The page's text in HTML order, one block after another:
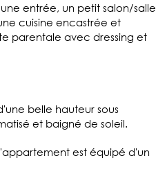
entrée, un petit salon/salle
cuisine encastrée et
parentale avec dressing et
belle hauteur sous
et baigné de soleil.
est équipé d'un